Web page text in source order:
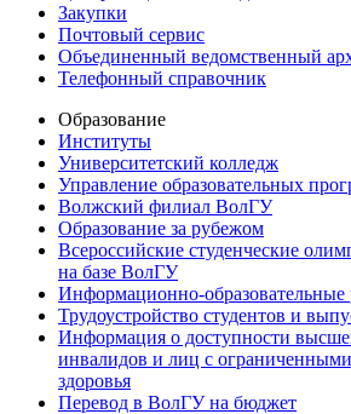
Закупки
Почтовый сервис
Объединенный ведомственный
Телефонный справочник
Образование
Институты
Университетский колледж
Управление образовательных
Волжский филиал ВолГУ
Образование за рубежом
Всероссийские студенческие
на базе ВолГУ
Информационно-образовательные
Трудоустройство студентов и
Информация о доступности
инвалидов и лиц с
здоровья
Перевод в ВолГУ на бюджет